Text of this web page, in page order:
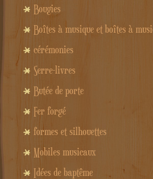
Bougies
Boîtes à musique et boîtes à
cérémonies
Serre-livres
Butée de porte
Fer forgé
formes et silhouettes
Mobiles musicaux
Idées de baptême